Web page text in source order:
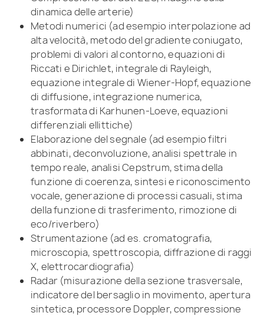
dinamica delle arterie)
Metodi numerici (ad esempio interpolazione ad
alta velocità, metodo del gradiente coniugato,
problemi di valori al contorno, equazioni di
Riccati e Dirichlet, integrale di Rayleigh,
equazione integrale di Wiener-Hopf, equazione
di diffusione, integrazione numerica,
trasformata di Karhunen-Loeve, equazioni
differenziali ellittiche)
Elaborazione del segnale (ad esempio filtri
abbinati, deconvoluzione, analisi spettrale in
tempo reale, analisi Cepstrum, stima della
funzione di coerenza, sintesi e riconoscimento
vocale, generazione di processi casuali, stima
della funzione di trasferimento, rimozione di
eco/riverbero)
Strumentazione (ad es. cromatografia,
microscopia, spettroscopia, diffrazione di raggi
X, elettrocardiografia)
Radar (misurazione della sezione trasversale,
indicatore del bersaglio in movimento, apertura
sintetica, processore Doppler, compressione